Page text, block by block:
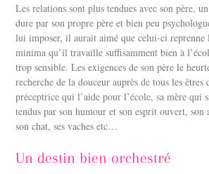
Les relations sont plus tendues avec son père,
dure par son propre père et bien peu
lui imposer, il aurait aimé que celui-ci reprenne
minima qu’il travaille suffisamment bien à
trop sensible. Les exigences de son père le
recherche de la douceur auprès de tous les êtres
préceptrice qui l’aide pour l’école, sa mère qui
tendus par son humour et son esprit ouvert, son
son chat, ses vaches etc…
Un destin bien orchestré